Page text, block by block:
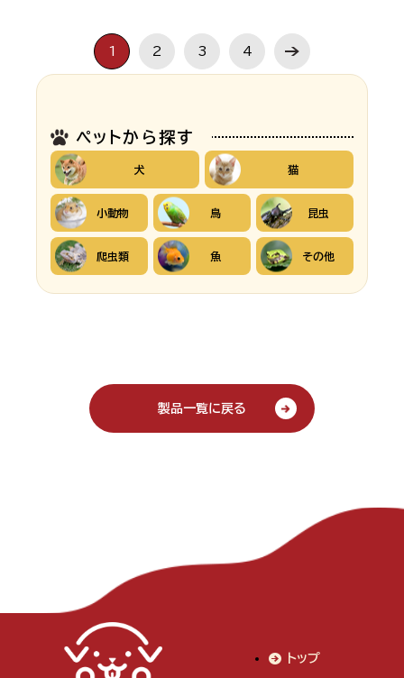
1 2 3 4
ペットから探す
犬 猫
小動物 鳥 昆虫
爬虫類 魚 その他
製品一覧に戻る
トップ